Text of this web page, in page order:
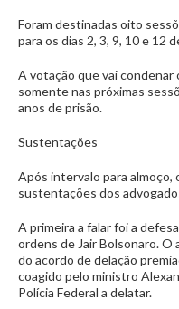
Foram destinadas oito
para os dias 2, 3, 9, 10 e 12
A votação que vai condenar
somente nas próximas
anos de prisão.
Sustentações
Após intervalo para almoço,
sustentações dos
A primeira a falar foi a
ordens de Jair Bolsonaro.
do acordo de delação
coagido pelo ministro
Polícia Federal a delatar.